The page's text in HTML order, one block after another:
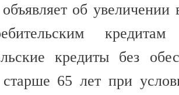
об увеличении
кредиты без
65 лет при